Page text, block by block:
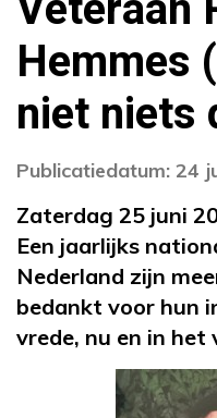
Hemmes
niet niets
Publicatiedatum: 24
Zaterdag 25 juni
Een jaarlijks
Nederland zijn
bedankt voor hun
vrede, nu en in het